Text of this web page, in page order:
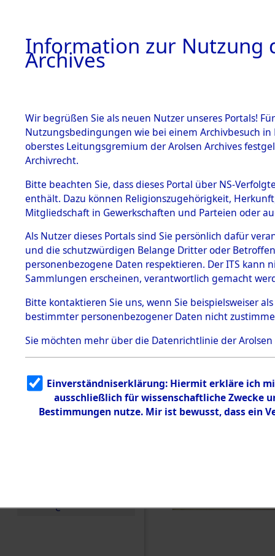
BESTÄNDE
1.
mente
5. Verschiedenes
5.3
Todesmärsche
5.3.1 Alliierte
Erhebungen
zu
Todesmärsch
en
5.3.2
g
5.3.3
Todesmärsch
e
von
Toter aus
Ort ihrer
0003
Information zur Nutzung
Archives
Wir begrüßen Sie als neuen Nutzer unseres Portals!
Nutzungsbedingungen wie bei einem Archivbesuch
oberstes Leitungsgremium der Arolsen Archives
Archivrecht.
Bitte beachten Sie, dass dieses Portal über NS-
enthält. Dazu können Religionszugehörigkeit,
Mitgliedschaft in Gewerkschaften und Parteien oder
Als Nutzer dieses Portals sind Sie persönlich dafür
und die schutzwürdigen Belange Dritter oder
personenbezogene Daten respektieren. Der ITS
Sammlungen erscheinen, verantwortlich gemacht
Bitte kontaktieren Sie uns, wenn Sie beispielsweiser
bestimmter personenbezogener Daten nicht
Sie möchten mehr über die Datenrichtlinie der Arolsen
Einverständniserklärung: Hiermit erkläre ich
ausschließlich für wissenschaftliche Zwecke
Bestimmungen nutze. Mir ist bewusst, dass ein